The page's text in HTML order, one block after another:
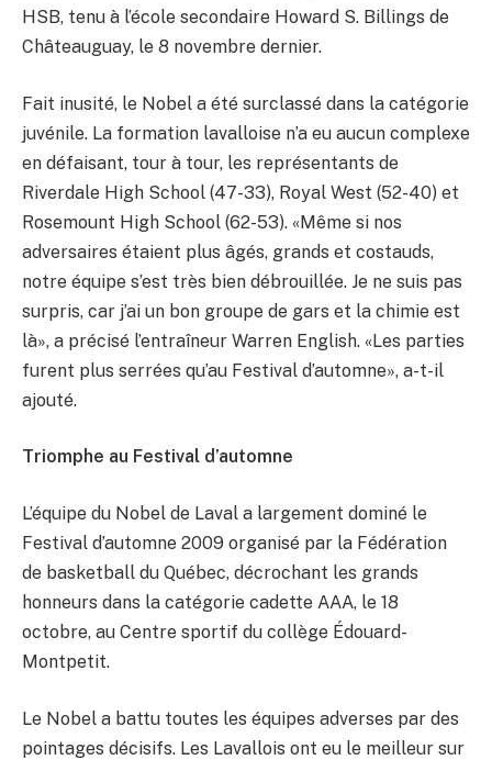
HSB, tenu à l’école secondaire Howard S. Billings de
Châteauguay, le 8 novembre dernier.
Fait inusité, le Nobel a été surclassé dans la catégorie
juvénile. La formation lavalloise n’a eu aucun complexe
en défaisant, tour à tour, les représentants de
Riverdale High School (47-33), Royal West (52-40) et
Rosemount High School (62-53). «Même si nos
adversaires étaient plus âgés, grands et costauds,
notre équipe s’est très bien débrouillée. Je ne suis pas
surpris, car j’ai un bon groupe de gars et la chimie est
là», a précisé l’entraîneur Warren English. «Les parties
furent plus serrées qu’au Festival d’automne», a-t-il
ajouté.
Triomphe au Festival d’automne
L’équipe du Nobel de Laval a largement dominé le
Festival d’automne 2009 organisé par la Fédération
de basketball du Québec, décrochant les grands
honneurs dans la catégorie cadette AAA, le 18
octobre, au Centre sportif du collège Édouard-
Montpetit.
Le Nobel a battu toutes les équipes adverses par des
pointages décisifs. Les Lavallois ont eu le meilleur sur